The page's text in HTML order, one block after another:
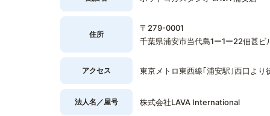
住所
〒279-0001
千葉県浦安市当代島1ー1ー22佃甚ビ
アクセス 東京メトロ東西線｢浦安駅｣西口より
法人名／屋号 株式会社LAVA International